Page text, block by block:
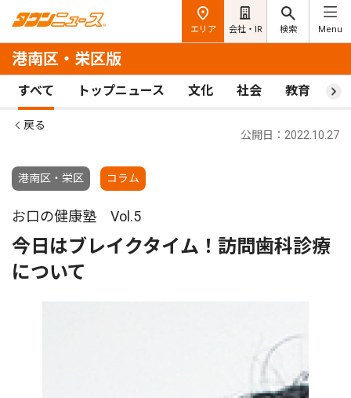
エリア 会社・IR 検索 Menu
港南区・栄区版
すべて トップニュース 文化 社会 教育 ス
戻る
港南区・栄区 コラム
公開日：2022.10.27
お口の健康塾 Vol.5
今日はブレイクタイム！訪問歯科診療
について